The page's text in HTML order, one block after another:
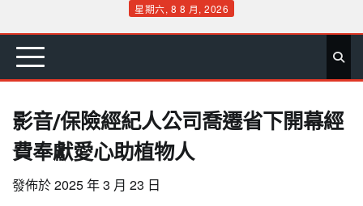
content
星期六, 8 8 月, 2026
首 要 娛 生 社 文 公 運 旅 政 地 專
影音/保險經紀人公司喬遷省下開幕經
費奉獻愛心助植物人
發佈於2025 年 3 月 23 日